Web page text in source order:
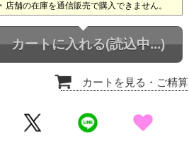
店舗の在庫を通信販売で購入できません。
カートに入れる(読込中...)
カートを見る ・ご精算